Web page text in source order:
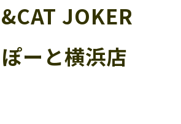
JOKER
ーと横浜店